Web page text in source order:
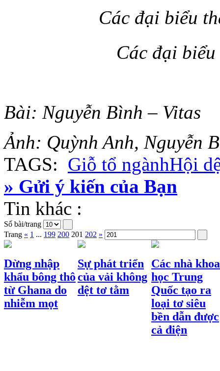
Các đại biểu
Các đại
Bài: Nguyễn Bình – Vitas
Ảnh: Quỳnh Anh, Nguyễn
TAGS: Giỗ tổ ngànhHội
» Gửi ý kiến của Bạn
Tin khác :
Số bài/trang
Trang « 1 ... 199 200 201 202 »
Dừng nhập
khẩu bông thô
từ Ghana do
nhiễm mọt
Sự phát triển
của vải không
dệt tơ tằm
Các nhà khoa
học Trung
Quốc tạo ra
loại tơ siêu
bền dẫn được
cả điện